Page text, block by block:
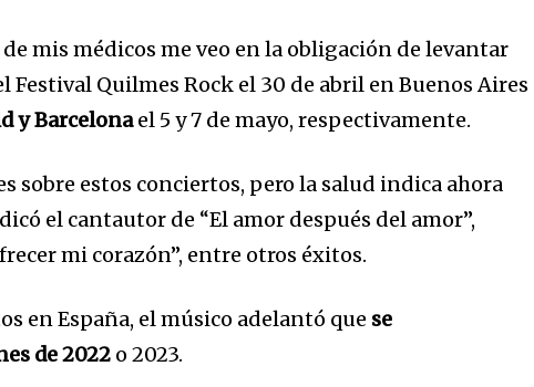
mis médicos me veo en la obligación de levantar
Festival Quilmes Rock el 30 de abril en Buenos Aires
y Barcelonael 5 y 7 de mayo, respectivamente.
sobre estos conciertos, pero la salud indica ahora
el cantautor de “El amor después del amor”,
mi corazón”, entre otros éxitos.
en España, el músico adelantó que se
de 2022 o 2023.